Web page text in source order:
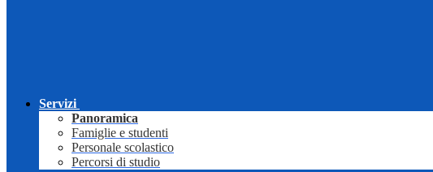
Servizi
Panoramica
Famiglie e studenti
Personale scolastico
Percorsi di studio